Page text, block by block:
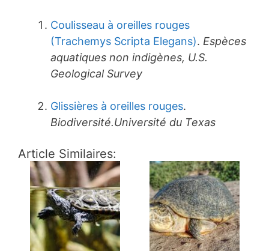
Coulisseau à oreilles rouges
(Trachemys Scripta Elegans). Espèces
aquatiques non indigènes, U.S.
Geological Survey
Glissières à oreilles rouges.
Biodiversité.Université du Texas
Article Similaires: